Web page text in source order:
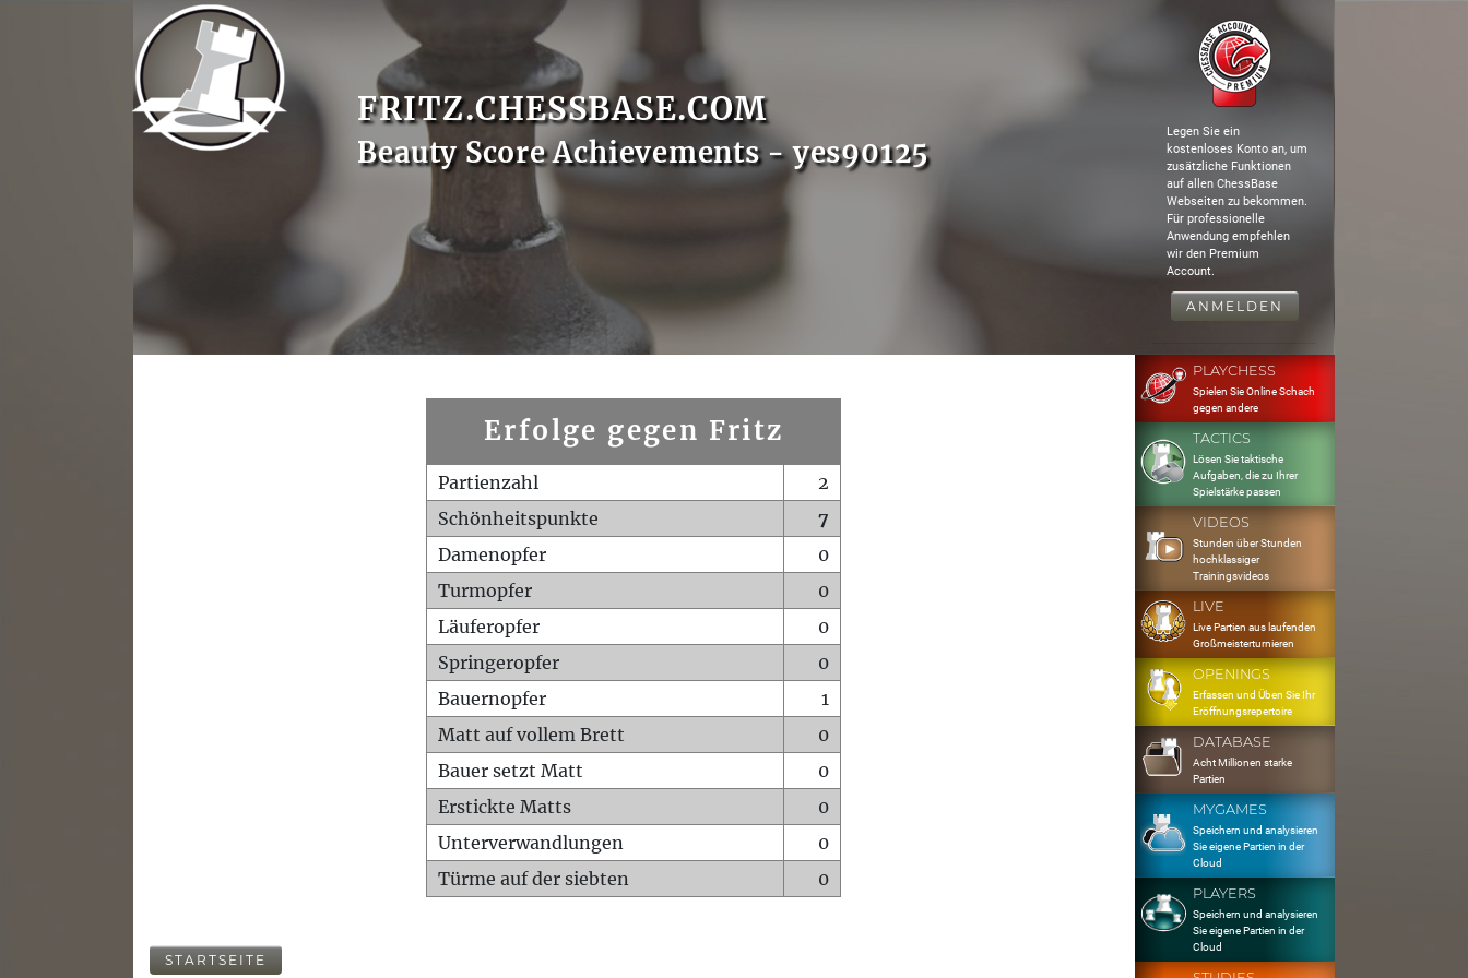
FRITZ.CHESSBASE.COM
Beauty Score Achievements - yes90125
Legen Sie ein
kostenloses Konto an, um
zusätzliche Funktionen
auf allen ChessBase
Webseiten zu bekommen.
Für professionelle
Anwendung empfehlen
wir den Premium
Account.
ANMELDEN
Erfolge gegen Fritz
Partienzahl
2
Schönheitspunkte
7
Damenopfer
0
Turmopfer
0
Läuferopfer
0
Springeropfer
0
Bauernopfer
1
Matt auf vollem Brett
0
Bauer setzt Matt
0
Erstickte Matts
0
Unterverwandlungen
0
Türme auf der siebten
0
STARTSEITE
PLAYCHESS
Spielen Sie Online Schach
gegen andere
TACTICS
Lösen Sie taktische
Aufgaben, die zu Ihrer
Spielstärke passen
VIDEOS
Stunden über Stunden
hochklassiger
Trainingsvideos
LIVE
Live Partien aus laufenden
Großmeisterturnieren
OPENINGS
Erfassen und Üben Sie Ihr
Eröffnungsrepertoire
DATABASE
Acht Millionen starke
Partien
MYGAMES
Speichern und analysieren
Sie eigene Partien in der
Cloud
PLAYERS
Speichern und analysieren
Sie eigene Partien in der
Cloud